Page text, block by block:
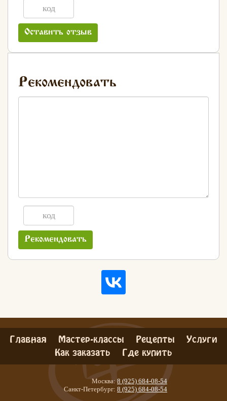
Оставить отзыв
Рекомендовать
Рекомендовать
Главная Мастер-классы Рецепты Услуги
Как заказать Где купить
Москва: 8 (925) 684-08-54
Санкт-Петербург: 8 (925) 684-08-54